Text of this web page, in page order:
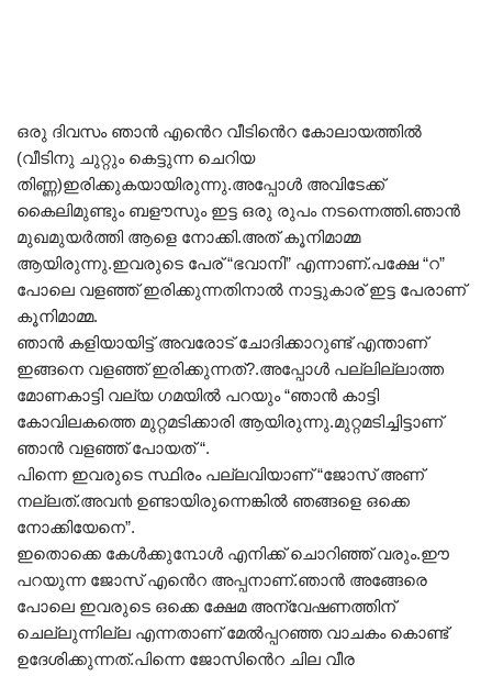
ഒരു ദിവസം ഞാൻ എൻെറ വീടിൻെറ കോലായത്തിൽ
(വീടിനു ചുറ്റും കെട്ടുന്ന ചെറിയ
തിണ്ണ)ഇരിക്കുകയായിരുന്നു.അപ്പോൾ അവിടേക്ക്
കൈലിമുണ്ടും ബളൗസും ഇട്ട ഒരു രുപം നടന്നെത്തി.ഞാൻ
മുഖമുയർത്തി ആളെ നോക്കി.അത് കൂനിമാമ്മ
ആയിരുന്നു.ഇവരുടെ പേര് “ഭവാനി” എന്നാണ്.പക്ഷേ “റ”
പോലെ വളഞ്ഞ് ഇരിക്കുന്നതിനാൽ നാട്ടുകാര് ഇട്ട പേരാണ്
കൂനിമാമ്മ.
ഞാൻ കളിയായിട്ട് അവരോട് ചോദിക്കാറുണ്ട് എന്താണ്
ഇങ്ങനെ വളഞ്ഞ് ഇരിക്കുന്നത്?.അപ്പോൾ പല്ലില്ലാത്ത
മോണകാട്ടി വല്യ ഗമയിൽ പറയും “ഞാൻ കാട്ടി
കോവിലകത്തെ മുറ്റമടിക്കാരി ആയിരുന്നു.മുറ്റമടിച്ചിട്ടാണ്
ഞാൻ വളഞ്ഞ് പോയത് “.
പിന്നെ ഇവരുടെ സ്ഥിരം പല്ലവിയാണ് “ജോസ് അണ്
നല്ലത്.അവ൯ ഉണ്ടായിരുന്നെങ്കിൽ ഞങ്ങളെ ഒക്കെ
നോക്കിയേനെ”.
ഇതൊക്കെ കേൾക്കു൩ോൾ എനിക്ക് ചൊറിഞ്ഞ് വരും.ഈ
പറയുന്ന ജോസ് എൻെറ അപ്പനാണ്.ഞാൻ അങ്ങേരെ
പോലെ ഇവരുടെ ഒക്കെ ക്ഷേമ അന്വേഷണത്തിന്
ചെല്ലുന്നില്ല എന്നതാണ് മേൽപ്പറഞ്ഞ വാചകം കൊണ്ട്
ഉദേശിക്കുന്നത്.പിന്നെ ജോസിൻെറ ചില വീര